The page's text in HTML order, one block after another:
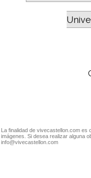
La finalidad de vivecastellon.com
imágenes. Si desea realizar alguna
info@vivecastellon.com